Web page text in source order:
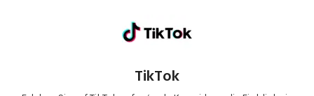
TikTok